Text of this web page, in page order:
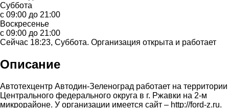
Суббота
с 09:00 до 21:00
Воскресенье
с 09:00 до 21:00
Сейчас 18:23, Суббота. Организация открыта и работает
Описание
Автотехцентр Автодин-Зеленоград работает на территории
Центрального федерального округа в г. Ржавки на 2-м
микрорайоне. У организации имеется сайт – http://ford-z.ru.